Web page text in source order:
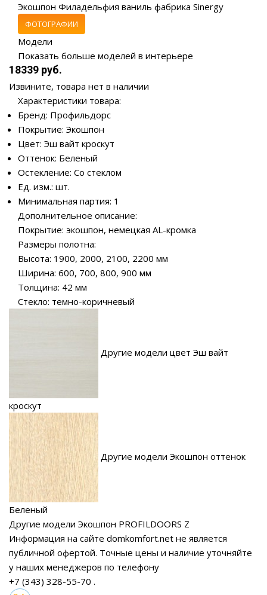
Экошпон Филадельфия ваниль фабрика Sinergy
ФОТОГРАФИИ
Модели
Показать больше моделей в интерьере
18339 руб.
Извините, товара нет в наличии
Характеристики товара:
Бренд: Профильдорс
Покрытие: Экошпон
Цвет: Эш вайт кроскут
Оттенок: Беленый
Остекление: Со стеклом
Ед. изм.: шт.
Минимальная партия: 1
Дополнительное описание:
Покрытие: экошпон, немецкая AL-кромка
Размеры полотна:
Высота: 1900, 2000, 2100, 2200 мм
Ширина: 600, 700, 800, 900 мм
Толщина: 42 мм
Стекло: темно-коричневый
Другие модели цвет Эш вайт
кроскут
Другие модели Экошпон оттенок
Беленый
Другие модели Экошпон PROFILDOORS Z
Информация на сайте domkomfort.net не является
публичной офертой. Точные цены и наличие уточняйте
у наших менеджеров по телефону
+7 (343) 328-55-70 .